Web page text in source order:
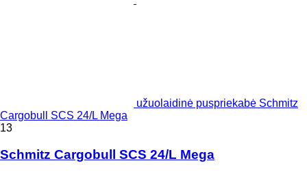
užuolaidinė puspriekabė Schmitz
Cargobull SCS 24/L Mega
13
Schmitz Cargobull SCS 24/L Mega